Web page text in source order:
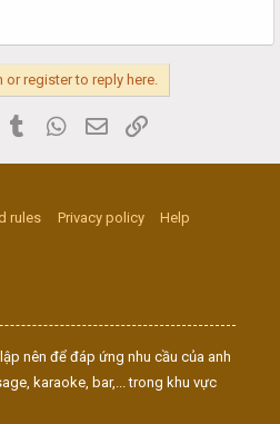
or register to reply here.
PinterestTumblr WhatsApp
Email
rules Privacy policy
Help
nên để đáp ứng nhu cầu của anh
karaoke, bar,... trong khu vực